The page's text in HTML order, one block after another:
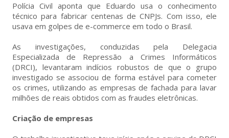
Polícia Civil aponta que Eduardo usa o conhecimento
técnico para fabricar centenas de CNPJs. Com isso, ele
usava em golpes de e-commerce em todo o Brasil.
As investigações, conduzidas pela Delegacia
Especializada de Repressão a Crimes Informáticos
(DRCI), levantaram indícios robustos de que o grupo
investigado se associou de forma estável para cometer
os crimes, utilizando as empresas de fachada para lavar
milhões de reais obtidos com as fraudes eletrônicas.
Criação de empresas